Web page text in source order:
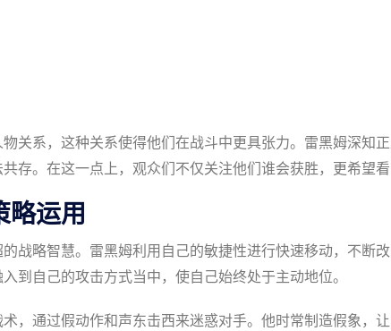
关系，这种关系使得他们在战斗中更具张力。雷黑姆深知
存。在这一点上，观众们不仅关注他们谁会获胜，更希望看
略运用
战略智慧。雷黑姆利用自己的敏捷性进行快速移动，不断
到自己的攻击方式当中，使自己始终处于主动地位。
，通过假动作和声东击西来迷惑对手。他时常制造假象，